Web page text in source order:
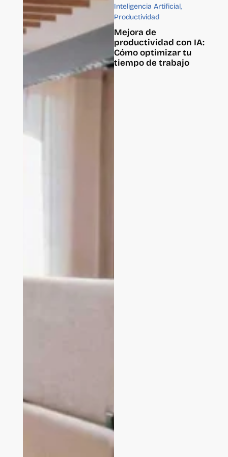
Inteligencia Artificial,
Productividad
Mejora de
productividad con IA:
Cómo optimizar tu
tiempo de trabajo